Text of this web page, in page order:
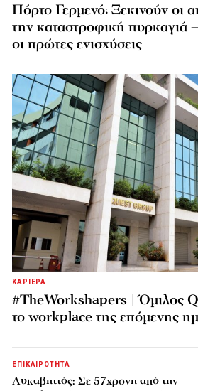
Πόρτο Γερμενό: Ξεκινούν οι
την καταστροφική πυρκαγιά
οι πρώτες ενισχύσεις
ΚΑΡΙΕΡΑ
#TheWorkshapers | Όμιλος
το workplace της επόμενης
ΕΠΙΚΑΙΡΟΤΗΤΑ
Λυκαβηττός: Σε 57χρονη από την